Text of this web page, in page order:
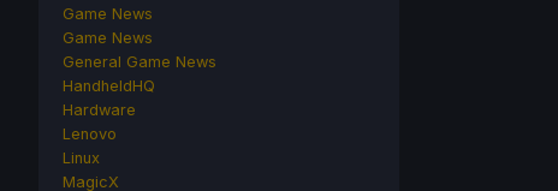
Game News
Game News
General Game News
HandheldHQ
Hardware
Lenovo
Linux
MagicX